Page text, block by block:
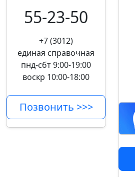
55-23-50
+7 (3012)
единая справочная
пнд-сбт 9:00-19:00
воскр 10:00-18:00
Позвонить >>>